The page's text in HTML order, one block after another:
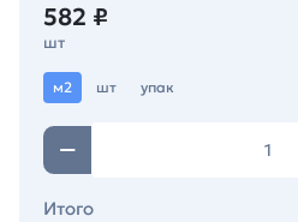
582 ₽
шт
м2 шт упак
Итого